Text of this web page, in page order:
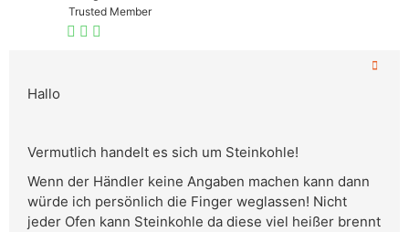
Trusted Member
Hallo
Vermutlich handelt es sich um Steinkohle!
Wenn der Händler keine Angaben machen kann dann
würde ich persönlich die Finger weglassen! Nicht
jeder Ofen kann Steinkohle da diese viel heißer brennt